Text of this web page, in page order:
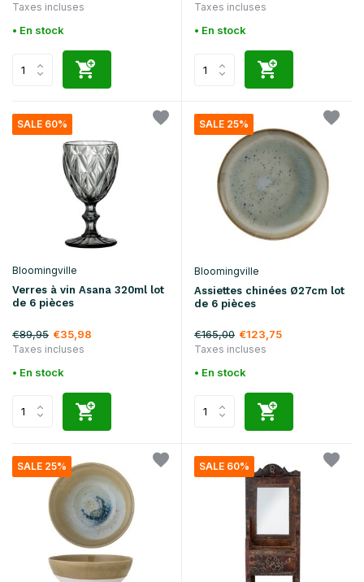
Taxes incluses
• En stock
Taxes incluses
• En stock
SALE 60%
Bloomingville
Verres à vin Asana 320ml lot
de 6 pièces
€89,95 €35,98
Taxes incluses
• En stock
SALE 25%
Bloomingville
Assiettes chinées Ø27cm lot
de 6 pièces
€165,00 €123,75
Taxes incluses
• En stock
SALE 25% SALE 60%